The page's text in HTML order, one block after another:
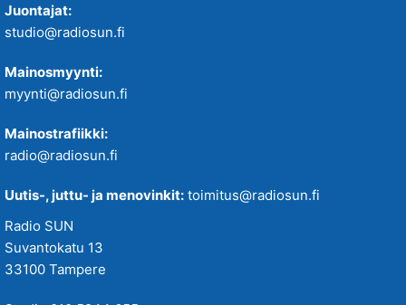
Juontajat:
studio@radiosun.fi
Mainosmyynti:
myynti@radiosun.fi
Mainostrafiikki:
radio@radiosun.fi
Uutis-, juttu- ja menovinkit: toimitus@radiosun.fi
Radio SUN
Suvantokatu 13
33100 Tampere